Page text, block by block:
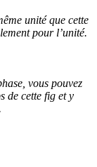
unité que cette
pour l’unité.
vous pouvez
de cette fig et y